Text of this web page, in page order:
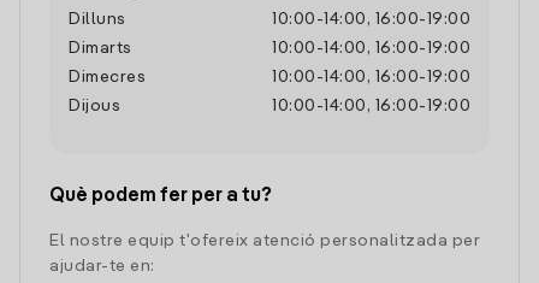
Dilluns
10:00 - 14:00 , 16:00- 19:00
Dimarts
10:00 - 14:00 , 16:00- 19:00
Dimecres
10:00 - 14:00 , 16:00- 19:00
Dijous
10:00 - 14:00 , 16:00- 19:00
Què podem fer per a tu?
El nostre equip t'ofereix atenció personalitzada per
ajudar-te en: